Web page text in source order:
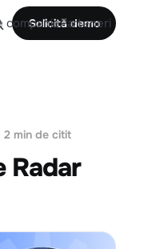
companieParteneri
Solicită demo
2 min de citit
Radar